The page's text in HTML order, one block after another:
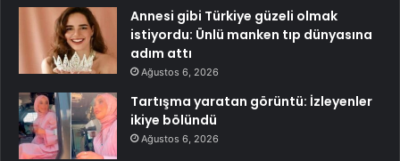
Annesi gibi Türkiye güzeli olmak
istiyordu: Ünlü manken tıp dünyasına
adım attı
Ağustos 6, 2026
Tartışma yaratan görüntü: İzleyenler
ikiye bölündü
Ağustos 6, 2026